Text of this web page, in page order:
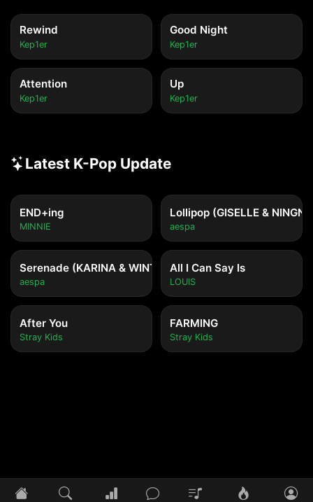
Rewind
Kep1er
Good Night
Kep1er
Attention
Kep1er
Up
Kep1er
Latest K-Pop Update
END+ing
MINNIE
Lollipop (GISELLE &
aespa
Serenade (KARINA & WINTER)
aespa
All I Can Say Is
LOUIS
After You
Stray Kids
FARMING
Stray Kids